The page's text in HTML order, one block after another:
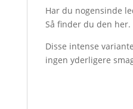
Har du nogensinde
Så finder du den her.
Disse intense
ingen yderligere